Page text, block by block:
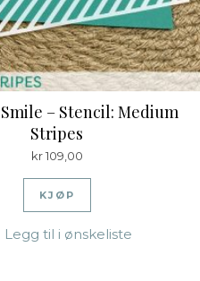
– Stencil: Medium
Stripes
kr109,00
KJØP
Legg til i ønskeliste